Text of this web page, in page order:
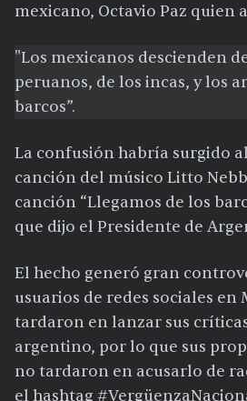
mexicano, Octavio Paz quien
"Los mexicanos descienden
peruanos, de los incas, y los
barcos”.
La confusión habría surgido
canción del músico Litto
canción “Llegamos de los
que dijo el Presidente de
El hecho generó gran
usuarios de redes sociales en
tardaron en lanzar sus
argentino, por lo que sus
no tardaron en acusarlo de
el hashtag